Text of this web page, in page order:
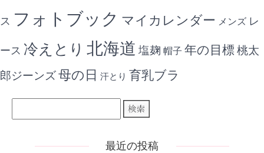
ス フォトブック マイカレンダー メンズ レ
ース 冷えとり 北海道 塩麹 帽子 年の目標 桃太
郎ジーンズ母の日 汗とり 育乳ブラ
最近の投稿